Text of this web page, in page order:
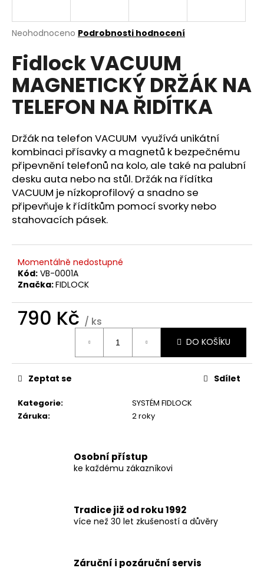
Průměrné
produktu
je
0,0
5
hvězdiček.
Neohodnoceno Podrobnosti hodnocení
Fidlock VACUUM
MAGNETICKÝ DRŽÁK NA
TELEFON NA ŘIDÍTKA
Držák na telefon VACUUM využívá unikátní
kombinaci přísavky a magnetů k bezpečnému
připevnění telefonů na kolo, ale také na palubní
desku auta nebo na stůl. Držák na řídítka
VACUUM je nízkoprofilový a snadno se
připevňuje k řídítkům pomocí svorky nebo
stahovacích pásek.
Momentálně nedostupné
Kód: VB-0001A
Značka:FIDLOCK
790 Kč / ks
DO KOŠÍKU
Kategorie:
SYSTÉM FIDLOCK
Záruka: 2 roky
Zeptat se Sdílet
Osobní přístup
ke každému zákazníkovi
Tradice již od roku 1992
více než 30 let zkušeností a důvěry
Záruční i pozáruční servis
j
t
?
HLEDAT
D
o
p
o
r
č
u
e
m